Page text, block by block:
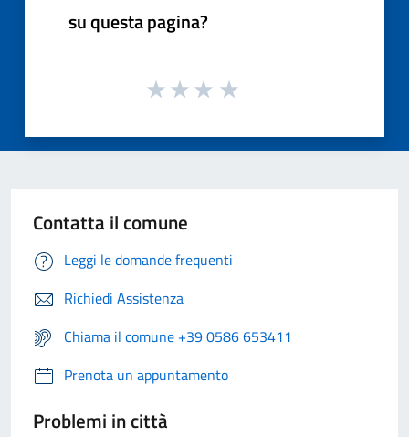
su questa pagina?
Contatta il comune
Leggi le domande frequenti
Richiedi Assistenza
Chiama il comune +39 0586 653411
Prenota un appuntamento
Problemi in città